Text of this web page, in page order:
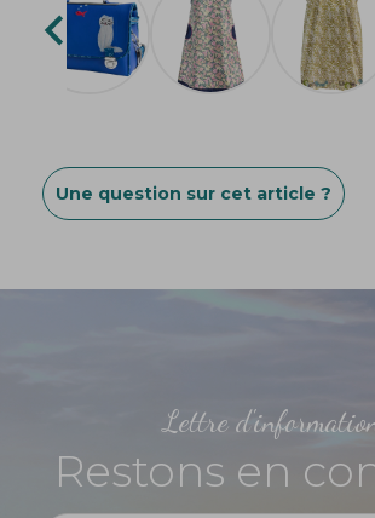

Une question sur cet article ?
Lettre
Restons en